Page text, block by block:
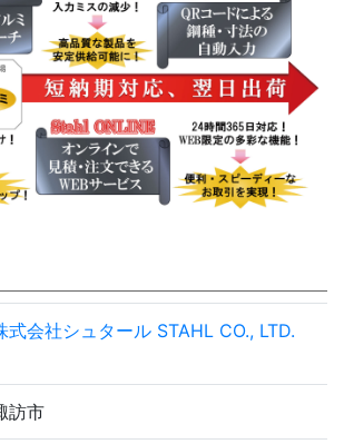
式会社シュタール STAHL CO., LTD.
訪市